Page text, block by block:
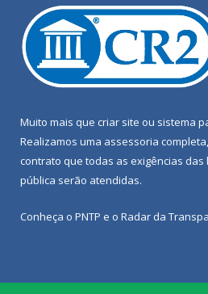
Muito mais que criar site ou sistema
Realizamos uma assessoria
contrato que todas as exigências das
pública serão atendidas.
Conheça o PNTP e o Radar da